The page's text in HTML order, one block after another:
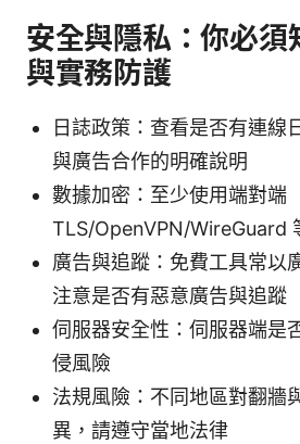
安全與隱私：你必須
與實務防護
日誌政策：查看是否有連線
與廣告合作的明確說明
數據加密：至少使用端對端
TLS/OpenVPN/WireGuard
廣告與追蹤：免費工具常以
注意是否有惡意廣告與追蹤
伺服器安全性：伺服器端是
侵風險
法規風險：不同地區對翻牆
異，請遵守當地法律